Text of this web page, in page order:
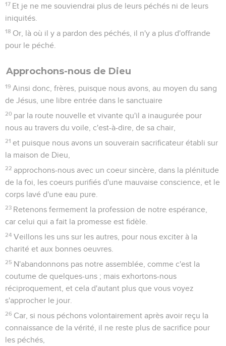
17 Et je ne me souviendrai plus de leurs péchés ni de leurs
iniquités.
18 Or, là où il y a pardon des péchés, il n'y a plus d'offrande
pour le péché.
Approchons-nous de Dieu
19 Ainsi donc, frères, puisque nous avons, au moyen du sang
de Jésus, une libre entrée dans le sanctuaire
20 par la route nouvelle et vivante qu'il a inaugurée pour
nous au travers du voile, c'est-à-dire, de sa chair,
21 et puisque nous avons un souverain sacrificateur établi sur
la maison de Dieu,
22 approchons-nous avec un coeur sincère, dans la plénitude
de la foi, les coeurs purifiés d'une mauvaise conscience, et le
corps lavé d'une eau pure.
23 Retenons fermement la profession de notre espérance,
car celui qui a fait la promesse est fidèle.
24 Veillons les uns sur les autres, pour nous exciter à la
charité et aux bonnes oeuvres.
25 N'abandonnons pas notre assemblée, comme c'est la
coutume de quelques-uns ; mais exhortons-nous
réciproquement, et cela d'autant plus que vous voyez
s'approcher le jour.
26 Car, si nous péchons volontairement après avoir reçu la
connaissance de la vérité, il ne reste plus de sacrifice pour
les péchés,